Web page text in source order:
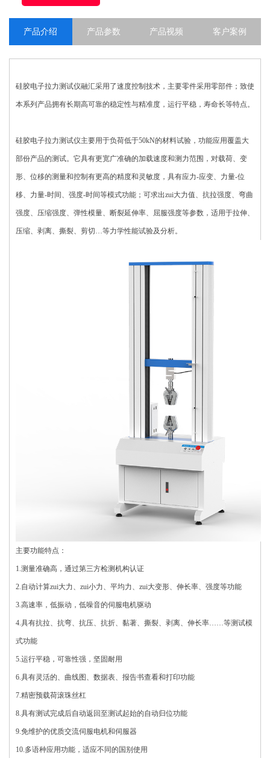
产品介绍 产品参数 产品视频 客户案例
硅胶电子拉力测试仪融汇采用了速度控制技术，主要零件采用零部件；致使
本系列产品拥有长期高可靠的稳定性与精准度，运行平稳，寿命长等特点。
硅胶电子拉力测试仪主要用于负荷低于50kN的材料试验，功能应用覆盖大
部份产品的测试。它具有更宽广准确的加载速度和测力范围，对载荷、变
形、位移的测量和控制有更高的精度和灵敏度，具有应力-应变、力量-位
移、力量-时间、强度-时间等模式功能；可求出zui大力值、抗拉强度、弯曲
强度、压缩强度、弹性模量、断裂延伸率、屈服强度等参数，适用于拉伸、
压缩、剥离、撕裂、剪切…等力学性能试验及分析。
主要功能特点：
1.测量准确高，通过第三方检测机构认证
2.自动计算zui大力、zui小力、平均力、zui大变形、伸长率、强度等功能
3.高速率，低振动，低噪音的伺服电机驱动
4.具有抗拉、抗弯、抗压、抗折、黏著、撕裂、剥离、伸长率……等测试模
式功能
5.运行平稳，可靠性强，坚固耐用
6.具有灵活的、曲线图、数据表、报告书查看和打印功能
7.精密预载荷滚珠丝杠
8.具有测试完成后自动返回至测试起始的自动归位功能
9.免维护的优质交流伺服电机和伺服器
10.多语种应用功能，适应不同的国别使用